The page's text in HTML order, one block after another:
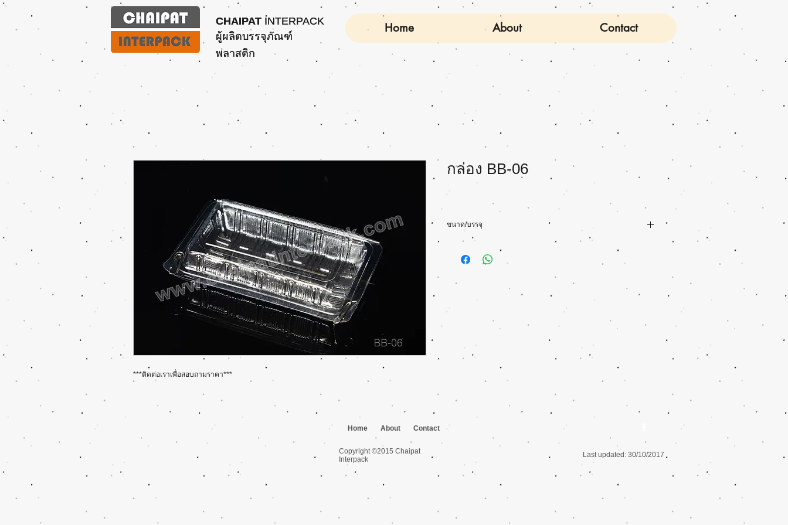
CHAIPAT INTERPACK
ผู้ผลิตบรรจุภัณฑ์
พลาสติก
CHAIPAT INTERPACK
ผู้ผลิตบรรจุภัณฑ์
พลาสติก
Home About Contact
***ติดต่อเราเพื่อสอบถามราคา***
กล่อง BB-06
ขนาด/บรรจุ
Size(cm): L17 x W10 x H4
Home About Contact
Copyright ©2015 Chaipat
Interpack
Last updated: 30/10/2017